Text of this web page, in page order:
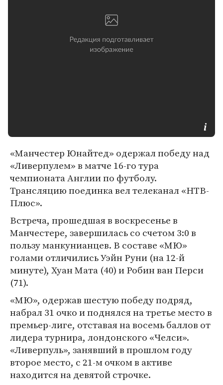
«Манчестер Юнайтед» одержал победу над
«Ливерпулем» в матче 16-го тура
чемпионата Англии по футболу.
Трансляцию поединка вел телеканал «НТВ-
Плюс».
Встреча, прошедшая в воскресенье в
Манчестере, завершилась со счетом 3:0 в
пользу манкунианцев. В составе «МЮ»
голами отличились Уэйн Руни (на 12-й
минуте), Хуан Мата (40) и Робин ван Перси
(71).
«МЮ», одержав шестую победу подряд,
набрал 31 очко и поднялся на третье место в
премьер-лиге, отставая на восемь баллов от
лидера турнира, лондонского «Челси».
«Ливерпуль», занявший в прошлом году
второе место, с 21-м очком в активе
находится на девятой строчке.